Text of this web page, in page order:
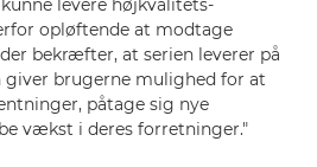
levere højkvalitets-
opløftende at modtage
bekræfter, at serien leverer på
giver brugerne mulighed for at
påtage sig nye
vækst i deres forretninger."